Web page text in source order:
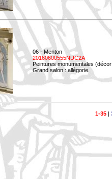
06 - Menton
20160600555NUC2A
Peintures monumentales
Grand salon : allégorie.
1-35|